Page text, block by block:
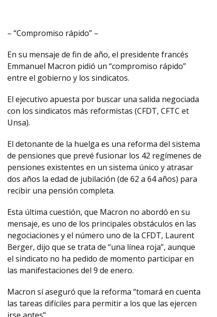
– “Compromiso rápido” –
En su mensaje de fin de año, el presidente francés
Emmanuel Macron pidió un “compromiso rápido”
entre el gobierno y los sindicatos.
El ejecutivo apuesta por buscar una salida negociada
con los sindicatos más reformistas (CFDT, CFTC et
Unsa).
El detonante de la huelga es una reforma del sistema
de pensiones que prevé fusionar los 42 regímenes de
pensiones existentes en un sistema único y atrasar
dos años la edad de jubilación (de 62 a 64 años) para
recibir una pensión completa.
Esta última cuestión, que Macron no abordó en su
mensaje, es uno de los principales obstáculos en las
negociaciones y el número uno de la CFDT, Laurent
Berger, dijo que se trata de “una línea roja”, aunque
el sindicato no ha pedido de momento participar en
las manifestaciones del 9 de enero.
Macron sí aseguró que la reforma “tomará en cuenta
las tareas difíciles para permitir a los que las ejercen